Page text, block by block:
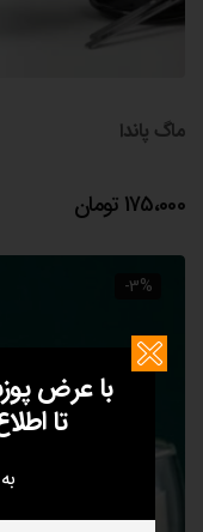
ماگ پاندا
175،000 تومان
-3%
با عرض
تا